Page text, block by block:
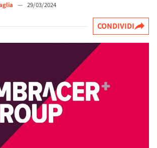
— 29/03/2024
CONDIVIDI